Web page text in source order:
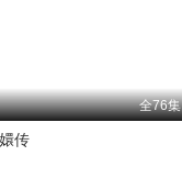
全76集
传